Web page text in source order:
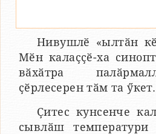
Нивушлӗ «ылтӑн
Мӗн калаҫҫӗ-ха
вӑхӑтра
ҫӗрлесерен тӑм та ӳкет.
Ҫитес кунсенче
сывлӑш температури